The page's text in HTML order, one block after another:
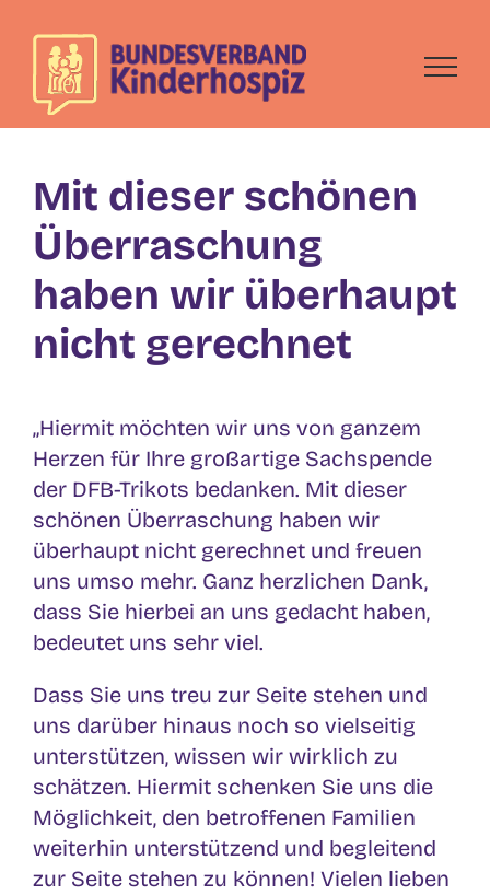
content
Mit dieser schönen
Überraschung
haben wir überhaupt
nicht gerechnet
„Hiermit möchten wir uns von ganzem
Herzen für Ihre großartige Sachspende
der DFB-Trikots bedanken. Mit dieser
schönen Überraschung haben wir
überhaupt nicht gerechnet und freuen
uns umso mehr. Ganz herzlichen Dank,
dass Sie hierbei an uns gedacht haben,
bedeutet uns sehr viel.
Dass Sie uns treu zur Seite stehen und
uns darüber hinaus noch so vielseitig
unterstützen, wissen wir wirklich zu
schätzen. Hiermit schenken Sie uns die
Möglichkeit, den betroffenen Familien
weiterhin unterstützend und begleitend
zur Seite stehen zu können! Vielen lieben